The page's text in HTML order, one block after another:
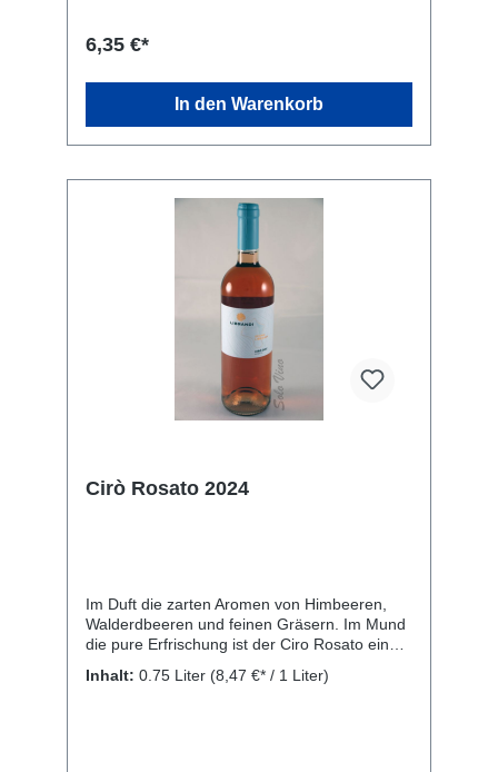
vor allem Schwertfisch geeignet. Rebsorte:
106 Contrada S. Gennaro, Cirò Marina, KR
88811, Italien
6,35 €*
In den Warenkorb
Cirò Rosato 2024
Im Duft die zarten Aromen von Himbeeren,
Walderdbeeren und feinen Gräsern. Im Mund
die pure Erfrischung ist der Ciro Rosato ein
zurückhaltenden, aber eleganten Auftritt.
Inhalt: 0.75 Liter (8,47 €* / 1 Liter)